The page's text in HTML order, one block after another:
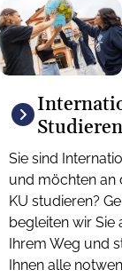
Sie sind
und möchten an
KU studieren?
begleiten wir Sie
Ihrem Weg und
Ihnen alle